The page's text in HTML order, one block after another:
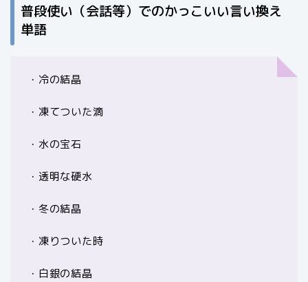
普段使い（会話等）でのかっこいい言い換え
単語
・冷の結晶
・凍てついた滴
・水の宝石
・透明な硬水
・冬の結晶
・凍りついた時
・白銀の結晶